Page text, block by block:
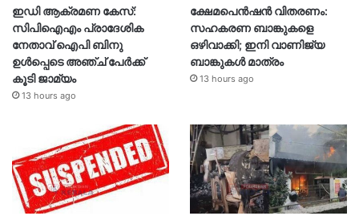
ഇഡി ആക്രമണ കേസ്:
സിപിഐഎം പ്രാദേശിക
നേതാവ് ഐപി ബിനു
ഉൾപ്പെടെ അഞ്ച് പേർക്ക്
കൂടി ജാമ്യം
13 hours ago
ക്ഷേമപെൻഷൻ വിതരണം:
സഹകരണ ബാങ്കുകളെ
ഒഴിവാക്കി; ഇനി വാണിജ്യ
ബാങ്കുകൾ മാത്രം
13 hours ago